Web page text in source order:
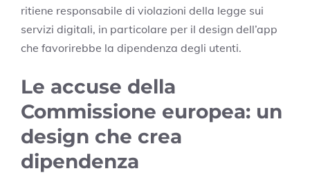
ritiene responsabile di violazioni della legge sui
servizi digitali, in particolare per il design dell’app
che favorirebbe la dipendenza degli utenti.
Le accuse della
Commissione europea: un
design che crea
dipendenza